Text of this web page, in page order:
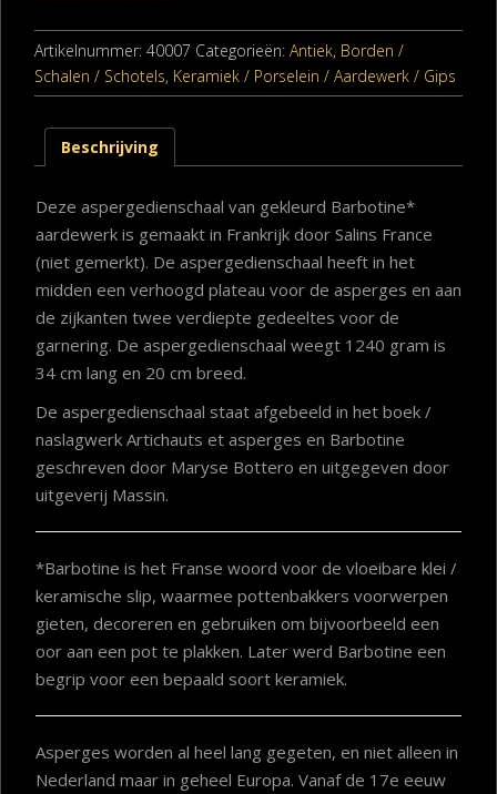
Artikelnummer: 40007 Categorieën: Antiek, Borden /
Schalen / Schotels, Keramiek / Porselein / Aardewerk / Gips
Beschrijving
Deze aspergedienschaal van gekleurd Barbotine*
aardewerk is gemaakt in Frankrijk door Salins France
(niet gemerkt). De aspergedienschaal heeft in het
midden een verhoogd plateau voor de asperges en aan
de zijkanten twee verdiepte gedeeltes voor de
garnering. De aspergedienschaal weegt 1240 gram is
34 cm lang en 20 cm breed.
De aspergedienschaal staat afgebeeld in het boek /
naslagwerk Artichauts et asperges en Barbotine
geschreven door Maryse Bottero en uitgegeven door
uitgeverij Massin.
*Barbotine is het Franse woord voor de vloeibare klei /
keramische slip, waarmee pottenbakkers voorwerpen
gieten, decoreren en gebruiken om bijvoorbeeld een
oor aan een pot te plakken. Later werd Barbotine een
begrip voor een bepaald soort keramiek.
Asperges worden al heel lang gegeten, en niet alleen in
Nederland maar in geheel Europa. Vanaf de 17e eeuw